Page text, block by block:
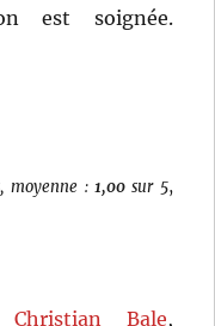
est soignée.
moyenne : 1,00sur 5,
Christian Bale,